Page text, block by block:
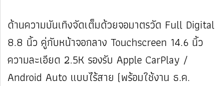
ด้านความบันเทิงจัดเต็มด้วยจอมาตรวัด Full Digital
8.8 นิ้ว คู่กับหน้าจอกลาง Touchscreen 14.6 นิ้ว
ความละเอียด 2.5K รองรับ Apple CarPlay /
Android Auto แบบไร้สาย (พร้อมใช้งาน ธ.ค.